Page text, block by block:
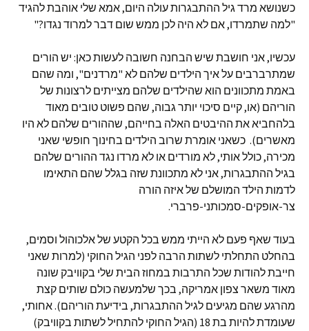
כשנושא מרד גיל ההתבגרות עולה היום, אמא שלי אוהבת להגיד
"למה שתמרדו, אם לא היה לכן ממש שום דבר למרוד נגדו?"
עכשיו, אני חושבת שיש הבחנה חשובה לעשות כאן: יש הורים
שמתרברבים על איך הילדים שלהם לא "מרדנים", ומה שהם
באמת מתכוונים הוא שהילדים שלהם מצייתים לרצונות של
הוריהם (או, קיים סיכוי יותר גבוה, שהם פשוט טובים מאוד
בלהחביא את ההיבטים האלה בחייהם, שההורים שלהם לא היו
מאשרים). כשאני אומרת שרוב הילדים בחינוך חופשי שאני
מכירה, כולל אותי, לא מורדים או לא מרדו נגד ההורים שלהם
בגיל ההתבגרות, אני לא מתכוונת שזה בגלל שהם התאימו
לדמות הילד המושלם של איזה הורה
צר-אופקים-סמכותני-פרברי.
בעוד שאף פעם לא הייתי ממש בכל הקטע של אלכוהול וסמים,
בהחלט התחלתי לשתות הרבה לפני הגיל החוקי (למרות שאני
חייבת להודות שכל התרבות במחוז הבית שלי בקוויבק שונה
מאוד משאר צפון אמריקה, בכך שלמעשה כולם שותים קצת
מהרגע שהם מגיעים לגיל ההתבגרות, בידיעת הוריהם). אחותי,
שעומדת להיות בת 18 (הגיל החוקי להתחיל לשתות בקוויבק)